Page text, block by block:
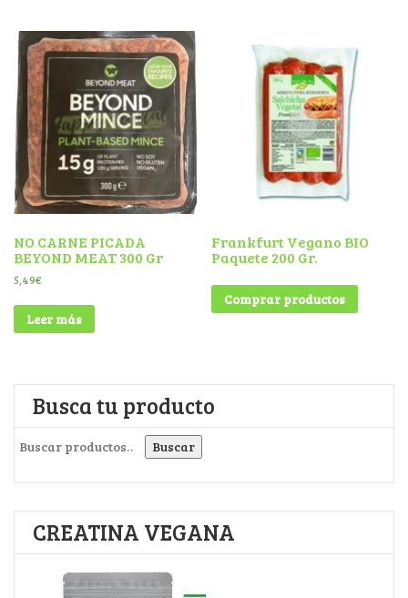
NO CARNE PICADA
BEYOND MEAT 300 Gr
5,49€
Leer más
Frankfurt Vegano BIO
Paquete 200 Gr.
Comprar productos
Busca tu producto
Buscar
CREATINA VEGANA